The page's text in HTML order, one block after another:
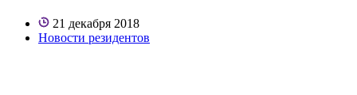
21 декабря 2018
Новости резидентов